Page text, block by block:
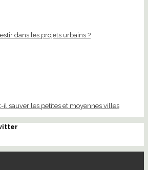
dans les projets urbains ?
il sauver les petites et moyennes villes